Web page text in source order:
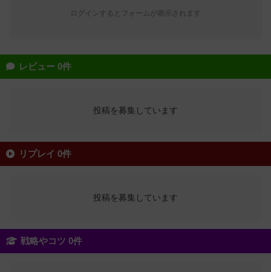
レビュー 0件
投稿を募集しています
リプレイ 0件
投稿を募集しています
戦略やコツ 0件